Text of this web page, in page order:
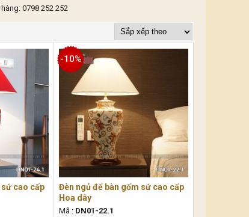
0798 252 252
cao cấp
Đèn ngủ để bàn gốm sứ cao cấp
Hoa dây
Mã : DN01-22.1
-10%